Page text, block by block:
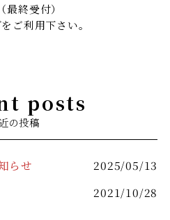
終受付）
ご利用下さい。
posts
の投稿
らせ
2025/05/13
2021/10/28